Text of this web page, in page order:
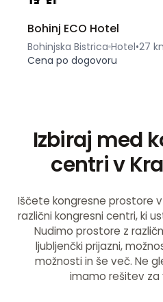
Bohinj ECO Hotel
Bohinjska Bistrica Hotel•27
Cena po dogovoru
Izbiraj med
centri v
Iščete kongresne prostore v
različni kongresni centri, ki
Nudimo prostore z
ljubljenčki prijazni,
možnosti in še več. Ne
imamo rešitev za